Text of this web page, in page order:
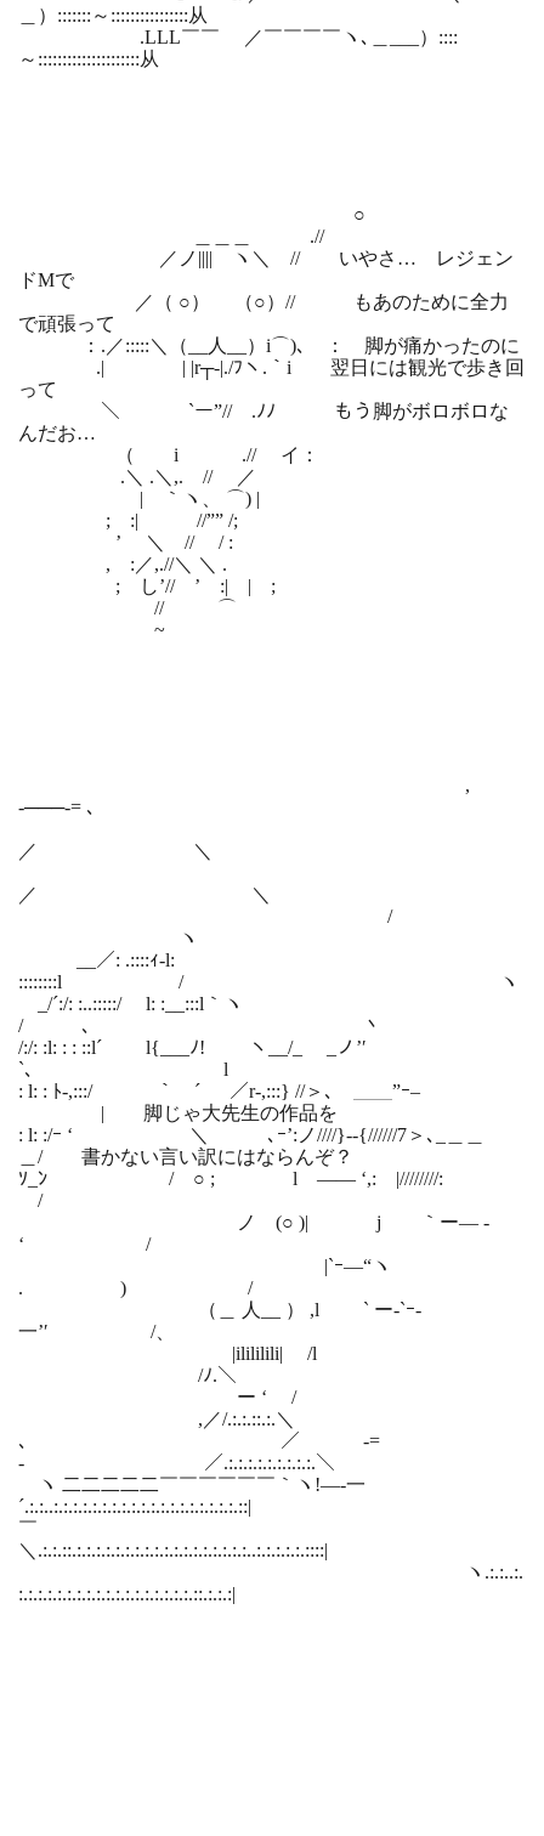
＿）:::::::～::::::::::::::::从
.LLL￣￣ ／￣￣￣￣ヽ､＿___）::::
～:::::::::::::::::::::从
○
＿＿＿ .//
／ノ|||| ヽ＼ // いやさ… レジェン
ドMで
／（ ○） （○）// もあのために全力
で頑張って
：.／:::::＼（__人__）i⌒)､ ： 脚が痛かったのに
.| | |r┬-|./ﾌヽ.｀i 翌日には観光で歩き回
って
＼ `ー”// .ﾉﾉ もう脚がボロボロな
んだお…
（ i .// イ：
.＼ .＼,. // ／
| ｀ヽ、 ⌒) |
; :| //”” /;
’ ＼ // / :
, :／,.//＼ ＼ .
; し’// ’ :| | ;
// ⌒
~
,
-───-= ､
／ ＼
／ ＼
/
ヽ
__／: .::::ｨ-l:
::::::::l / ヽ
_/´:/: :..:::::/ l: :__:::l｀ヽ
/ ､ 丶
/:/: :l: : : ::l´ l{___ﾉ! ヽ__/_ _ノ’′
`､ l
: l: : ﾄ-,:::/ ｀￣´ ／r-,:::} //＞､ ＿＿”ｰ–
| 脚じゃ大先生の作品を
: l: :/ｰ ‘ ＼ ゝ､ｰ’:ノ////}-‐{//////7＞､_＿＿
＿/ 書かない言い訳にはならんぞ？
ｿ_ﾝ / ○ ; l ―― ‘,: |////////:
/
ゝ ノ (○ )| j ｀ー— ‐
‘ /
|`ｰ—“ヽ
. ) /
（＿ 人__ ） ,l ` ー-`ｰ-
一’′ /、
|ilililili| /l
/ﾉ.＼
ー ‘ /
,／/.:.:.::.:.＼
､ ／ -=
- ／.:.:.:.:.:.:.:.:.:.＼
ヽ 二二二二二￣￣￣￣￣￣｀ヽ!—‐一
´.:.:..:.:.:.:.:.:.:.:.:.:.:.:.:.:.:.:.:.:.:.::|
￣
＼.:.:.::.:.:.:.:.:.:.:.:.:.:.:.:.:.:.:.:.:.:..:.:.:.:.:.::::|
ヽ.:.:..:.
:.:.:.:.:.:.:.:.:.:.:.:.:.:.:.:.:.:.::.:.:.:|